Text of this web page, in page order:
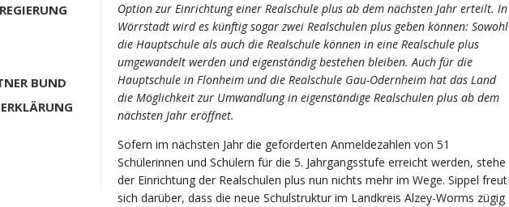
BUND
Option zur Einrichtung einer Realschule plus ab dem nächsten Jahr erteilt. In
Wörrstadt wird es künftig sogar zwei Realschulen plus geben können: Sowohl
die Hauptschule als auch die Realschule können in eine Realschule plus
umgewandelt werden und eigenständig bestehen bleiben. Auch für die
Hauptschule in Flonheim und die Realschule Gau-Odernheim hat das Land
die Möglichkeit zur Umwandlung in eigenständige Realschulen plus ab dem
nächsten Jahr eröffnet.
Sofern im nächsten Jahr die geforderten Anmeldezahlen von 51
Schülerinnen und Schülern für die 5. Jahrgangsstufe erreicht werden, stehe
der Einrichtung der Realschulen plus nun nichts mehr im Wege. Sippel freut
sich darüber, dass die neue Schulstruktur im Landkreis Alzey-Worms zügig